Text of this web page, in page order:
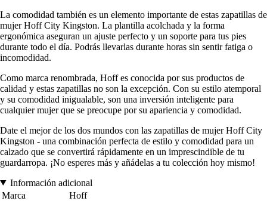
La comodidad también es un elemento importante de estas zapatillas de
mujer Hoff City Kingston. La plantilla acolchada y la forma
ergonómica aseguran un ajuste perfecto y un soporte para tus pies
durante todo el día. Podrás llevarlas durante horas sin sentir fatiga o
incomodidad.
Como marca renombrada, Hoff es conocida por sus productos de
calidad y estas zapatillas no son la excepción. Con su estilo atemporal
y su comodidad inigualable, son una inversión inteligente para
cualquier mujer que se preocupe por su apariencia y comodidad.
Date el mejor de los dos mundos con las zapatillas de mujer Hoff City
Kingston - una combinación perfecta de estilo y comodidad para un
calzado que se convertirá rápidamente en un imprescindible de tu
guardarropa. ¡No esperes más y añádelas a tu colección hoy mismo!
Información adicional
Marca
Hoff